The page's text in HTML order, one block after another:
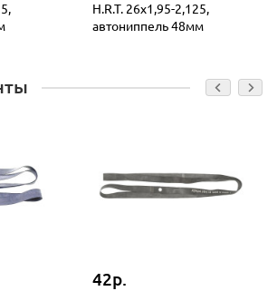
H.R.T. 26x1,95-2,125,
автониппель 48мм
42р.